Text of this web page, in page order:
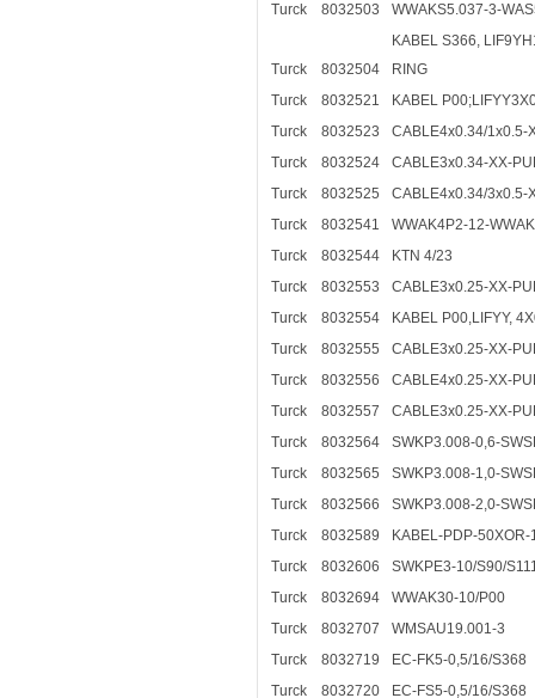
Turck
8032503 WWAKS5.037-3-
Turck 8032504
KABEL S366,
RING
Turck
8032521
KABEL
Turck
8032523
CABLE4x0.34/1x0.5-
Turck
8032524
CABLE3x0.34-XX-
Turck
8032525
CABLE4x0.34/3x0.5-
Turck
8032541
WWAK4P2-12-
Turck
8032544
KTN 4/23
Turck
8032553
CABLE3x0.25-XX-
Turck
8032554
KABEL P00,LIFYY,
Turck
8032555
CABLE3x0.25-XX-
Turck
8032556
CABLE4x0.25-XX-
Turck
8032557
CABLE3x0.25-XX-
Turck
8032564
SWKP3.008-0,6-
Turck
8032565
SWKP3.008-1,0-
Turck
8032566
SWKP3.008-2,0-
Turck
8032589
KABEL-PDP-50XOR-
Turck
8032606
SWKPE3-10/S90/
Turck
8032694
WWAK30-10/P00
Turck
8032707
WMSAU19.001-3
Turck
8032719
EC-FK5-0,5/16/S368
Turck
8032720 EC-FS5-0,5/16/S368